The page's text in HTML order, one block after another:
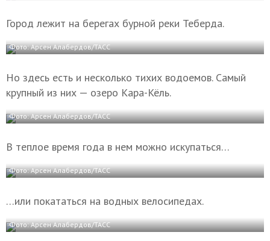
Город лежит на берегах бурной реки Теберда.
Фото: Арсен Алабердов/ТАСС
Но здесь есть и несколько тихих водоемов. Самый
крупный из них — озеро Кара-Кёль.
Фото: Арсен Алабердов/ТАСС
В теплое время года в нем можно искупаться…
Фото: Арсен Алабердов/ТАСС
…или покататься на водных велосипедах.
Фото: Арсен Алабердов/ТАСС